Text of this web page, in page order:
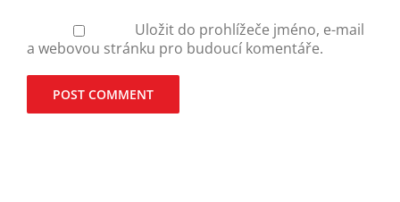
Uložit do prohlížeče jméno, e-mail
a webovou stránku pro budoucí komentáře.